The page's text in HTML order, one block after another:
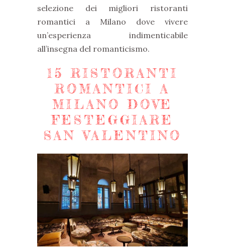
selezione dei migliori ristoranti
romantici a Milano dove vivere
un’esperienza indimenticabile
all’insegna del romanticismo.
15 RISTORANTI
ROMANTICI A
MILANO DOVE
FESTEGGIARE
SAN VALENTINO